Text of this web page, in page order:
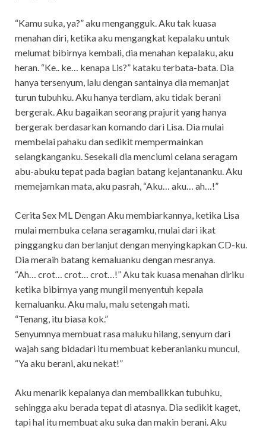
“Kamu suka, ya?” aku mengangguk. Aku tak kuasa
menahan diri, ketika aku mengangkat kepalaku untuk
melumat bibirnya kembali, dia menahan kepalaku, aku
heran. “Ke.. ke… kenapa Lis?” kataku terbata-bata. Dia
hanya tersenyum, lalu dengan santainya dia memanjat
turun tubuhku. Aku hanya terdiam, aku tidak berani
bergerak. Aku bagaikan seorang prajurit yang hanya
bergerak berdasarkan komando dari Lisa. Dia mulai
membelai pahaku dan sedikit mempermainkan
selangkanganku. Sesekali dia menciumi celana seragam
abu-abuku tepat pada bagian batang kejantananku. Aku
memejamkan mata, aku pasrah, “Aku… aku… ah…!”
Cerita Sex ML Dengan Aku membiarkannya, ketika Lisa
mulai membuka celana seragamku, mulai dari ikat
pinggangku dan berlanjut dengan menyingkapkan CD-ku.
Dia meraih batang kemaluanku dengan mesranya.
“Ah… crot… crot… crot…!” Aku tak kuasa menahan diriku
ketika bibirnya yang mungil menyentuh kepala
kemaluanku. Aku malu, malu setengah mati.
“Tenang, itu biasa kok.”
Senyumnya membuat rasa maluku hilang, senyum dari
wajah sang bidadari itu membuat keberanianku muncul,
“Ya aku berani, aku nekat!”
Aku menarik kepalanya dan membalikkan tubuhku,
sehingga aku berada tepat di atasnya. Dia sedikit kaget,
tapi hal itu membuat aku suka dan makin berani. Aku